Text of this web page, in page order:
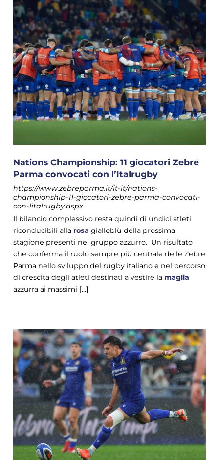
Nations Championship: 11 giocatori Zebre
Parma convocati con l’Italrugby
https://www.zebreparma.it/it-it/nations-
championship-11-giocatori-zebre-parma-convocati-
con-litalrugby.aspx
Il bilancio complessivo resta quindi di undici atleti
riconducibili alla rosa gialloblù della prossima
stagione presenti nel gruppo azzurro. Un risultato
che conferma il ruolo sempre più centrale delle Zebre
Parma nello sviluppo del rugby italiano e nel percorso
di crescita degli atleti destinati a vestire la maglia
azzurra ai massimi [...]